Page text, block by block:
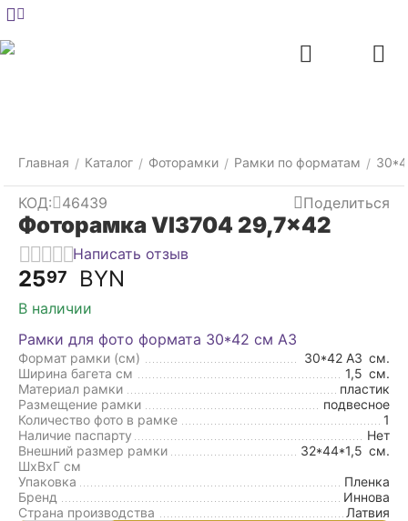
Главная / Каталог / Фоторамки / Рамки по форматам /
КОД: 46439 Поделиться
Фоторамка VI3704 29,7x42
Написать отзыв
2597 BYN
В наличии
Рамки для фото формата 30*42 см А3
Формат рамки (см) 30*42 А3 см.
Ширина багета см
1,5 см.
Материал рамки
пластик
Размещение рамки
подвесное
Количество фото в рамке
1
Наличие паспарту
Нет
Внешний размер рамки
ШxВxГ см
32*44*1,5 см.
Упаковка
Пленка
Бренд
Иннова
Страна производства
Латвия